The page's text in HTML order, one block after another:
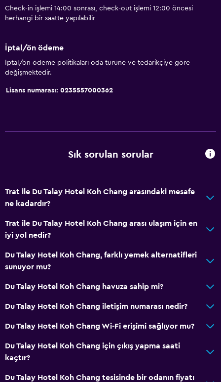
Check-in işlemi 14:00 sonrası, check-out işlemi 12:00 öncesi
herhangi bir saatte yapılabilir
İptal/ön ödeme
İptal/ön ödeme politikaları oda türüne ve tedarikçiye göre
değişmektedir.
Lisans numarası: 0235557000362
Sık sorulan sorular
Trat ile Du Talay Hotel Koh Chang arasındaki mesafe
ne kadardır?
Trat ile Du Talay Hotel Koh Chang arası ulaşım için en
iyi yol nedir?
Du Talay Hotel Koh Chang, farklı yemek alternatifleri
sunuyor mu?
Du Talay Hotel Koh Chang havuza sahip mi?
Du Talay Hotel Koh Chang iletişim numarası nedir?
Du Talay Hotel Koh Chang Wi-Fi erişimi sağlıyor mu?
Du Talay Hotel Koh Chang için çıkış yapma saati
kaçtır?
Du Talay Hotel Koh Chang tesisinde bir odanın fiyatı